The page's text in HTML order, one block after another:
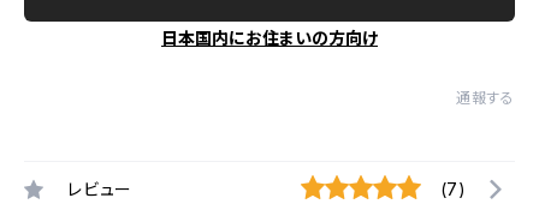
日本国内にお住まいの方向け
通報する
レビュー (7)